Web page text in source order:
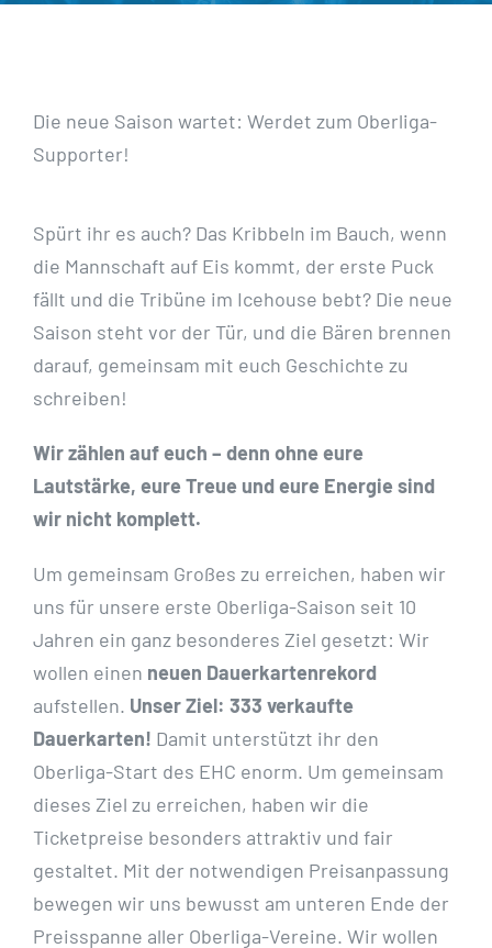
Die neue Saison wartet: Werdet zum Oberliga-
Supporter!
Spürt ihr es auch? Das Kribbeln im Bauch, wenn
die Mannschaft auf Eis kommt, der erste Puck
fällt und die Tribüne im Icehouse bebt? Die neue
Saison steht vor der Tür, und die Bären brennen
darauf, gemeinsam mit euch Geschichte zu
schreiben!
Wir zählen auf euch – denn ohne eure
Lautstärke, eure Treue und eure Energie sind
wir nicht komplett.
Um gemeinsam Großes zu erreichen, haben wir
uns für unsere erste Oberliga-Saison seit 10
Jahren ein ganz besonderes Ziel gesetzt: Wir
wollen einen neuen Dauerkartenrekord
aufstellen. Unser Ziel: 333 verkaufte
Dauerkarten! Damit unterstützt ihr den
Oberliga-Start des EHC enorm. Um gemeinsam
dieses Ziel zu erreichen, haben wir die
Ticketpreise besonders attraktiv und fair
gestaltet. Mit der notwendigen Preisanpassung
bewegen wir uns bewusst am unteren Ende der
Preisspanne aller Oberliga-Vereine. Wir wollen